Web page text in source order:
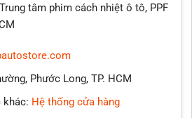
tâm phim cách nhiệt ô tô, PPF
Phước Long, TP. HCM
khác: Hệ thống cửa hàng